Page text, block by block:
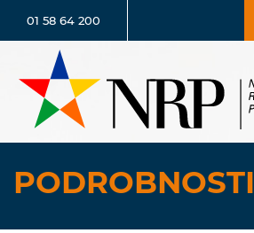
01 58 64 200
PODROBNOSTI